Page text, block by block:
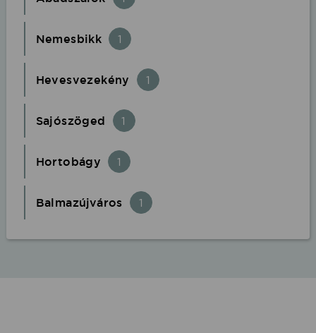
Nemesbikk 1
Hevesvezekény 1
Sajószöged 1
Hortobágy 1
Balmazújváros 1